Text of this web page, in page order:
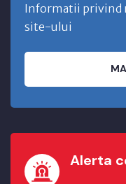
Informatii privind
site-ului
Alerta